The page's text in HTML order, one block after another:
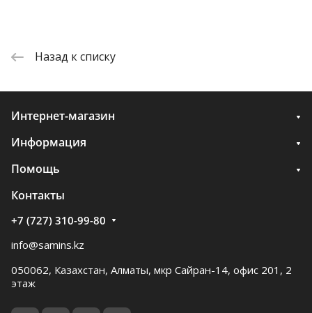
Назад к списку
Интернет-магазин
Информация
Помощь
Контакты
+7 (727) 310-99-80
info@samins.kz
050062, Казахстан, Алматы, мкр Сайран-14, офис 201, 2
этаж